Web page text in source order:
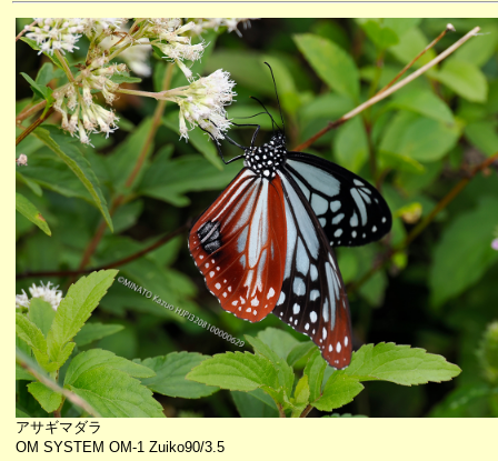
アサギマダラ
OM SYSTEM OM-1 Zuiko90/3.5